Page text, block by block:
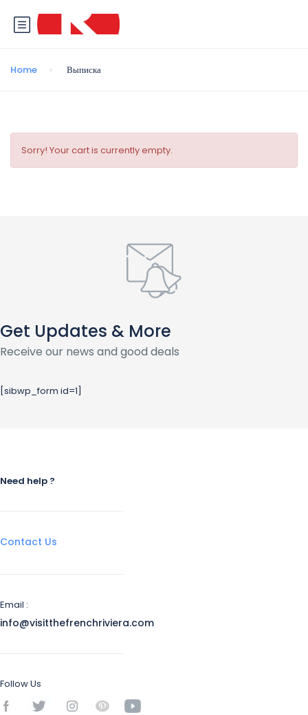
Home Выписка
Sorry! Your cart is currently empty.
Get Updates & More
Receive our news and good deals
[sibwp_form id=1]
Need help ?
Contact Us
Email :
info@visitthefrenchriviera.com
Follow Us